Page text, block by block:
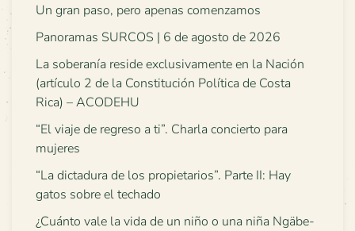
Un gran paso, pero apenas comenzamos
Panoramas SURCOS | 6 de agosto de 2026
La soberanía reside exclusivamente en la Nación
(artículo 2 de la Constitución Política de Costa
Rica) – ACODEHU
“El viaje de regreso a ti”. Charla concierto para
mujeres
“La dictadura de los propietarios”. Parte II: Hay
gatos sobre el techado
¿Cuánto vale la vida de un niño o una niña Ngäbe-